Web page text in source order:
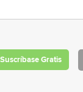
Suscríbase Gratis